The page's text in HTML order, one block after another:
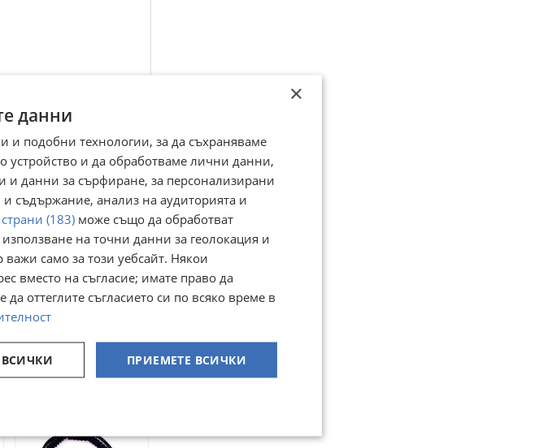
☆
☆
кожа 3,30гр. 20,5см.
14кр. проба:585
модел:33625-6
гр. Варна, Чаталджа
29 юли
373
×
данни
и подобни технологии, за да съхраняваме
и да обработваме лични данни,
и данни за сърфиране, за персонализирани
съдържание, анализ на аудиторията и
(183) може също да обработват
на точни данни за геолокация и
само за този уебсайт. Някои
вместо на съгласие; имате право да
да оттеглите съгласието си по всяко време в
ПРИЕМЕТЕ ВСИЧКИ
ВСИЧКИ